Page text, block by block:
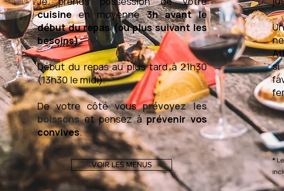
cuisineen moyenne3h avant le
début du repas (ou plus suivant les
besoins).
Début du repas au plus tard à 21h30
(13h30 le midi).
De votre côté vousprévoyez les
boissonset pensez àprévenir vos
convives.
VOIR LES MENUS
si
*